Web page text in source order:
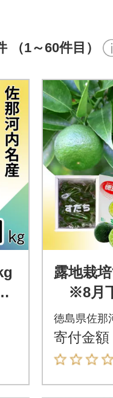
（1～60件目）
露地栽
※8月
送
徳島県佐那
寄付金額